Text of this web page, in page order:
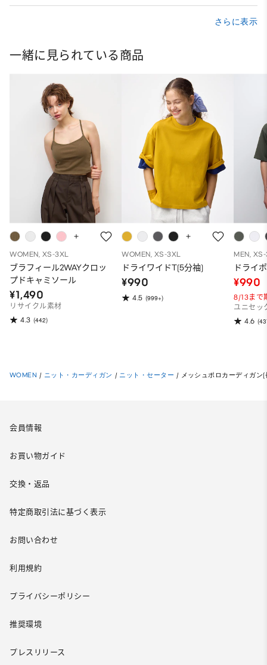
さらに表示
一緒に見られている商品
WOMEN, XS-3XL
ブラフィール2WAYクロッ
プドキャミソール
¥1,490
リサイクル素材
4.3 (442)
WOMEN, XS-3XL
ドライワイドT(5分袖)
¥990
4.5 (999+)
MEN,
ドライ
¥990
8/13まで
ユニセッ
4.6
WOMEN / ニット・カーディガン / ニット・セーター / メッシュポロカーディガン(
会員情報
お買い物ガイド
交換・返品
特定商取引法に基づく表示
お問い合わせ
利用規約
プライバシーポリシー
推奨環境
プレスリリース